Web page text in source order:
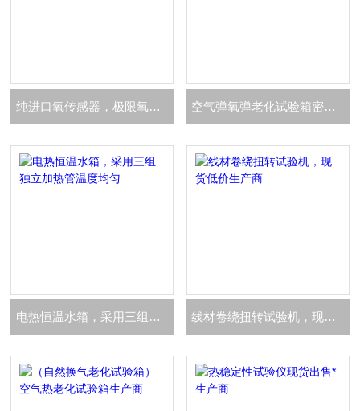
纯进口氧传感器，极限氧指数分析仪 空气弹氧弹老化试验箱密封老化测试
电热恒温水箱，采用三组独立加热管温度均匀 线材卷绕扭转试验机，现货低价生产商